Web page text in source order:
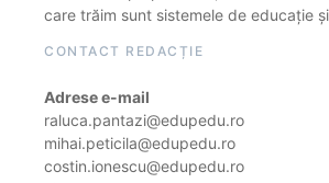
care trăim sunt sistemele de educație
CONTACT REDACȚIE
Adrese e-mail
raluca.pantazi@edupedu.ro
mihai.peticila@edupedu.ro
costin.ionescu@edupedu.ro